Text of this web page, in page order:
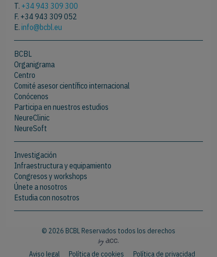
T. +34 943 309 300
F. +34 943 309 052
E.info@bcbl.eu
BCBL
Organigrama
Centro
Comité asesor científico internacional
Conócenos
Participa en nuestros estudios
NeureClinic
NeureSoft
Investigación
Infraestructura y equipamiento
Congresos y workshops
Únete a nosotros
Estudia con nosotros
© 2026 BCBL Reservados todos los derechos
Aviso legal Política de cookies Política de privacidad